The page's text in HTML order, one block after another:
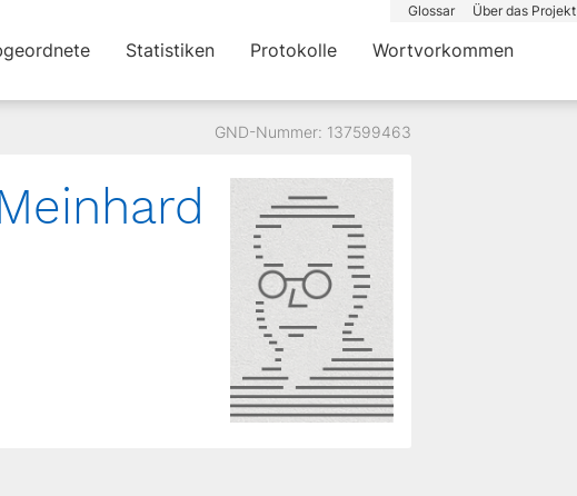
Glossar Über das Projekt
Statistiken Protokolle Wortvorkommen
GND-Nummer: 137599463